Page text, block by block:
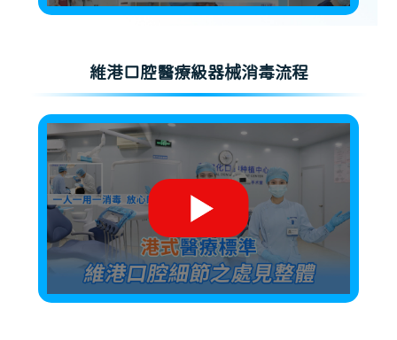
維港口腔醫療級器械消毒流程